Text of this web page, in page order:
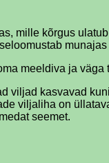
mille kõrgus
munajas
meeldiva ja
viljad kasvavad
viljaliha on
seemet.